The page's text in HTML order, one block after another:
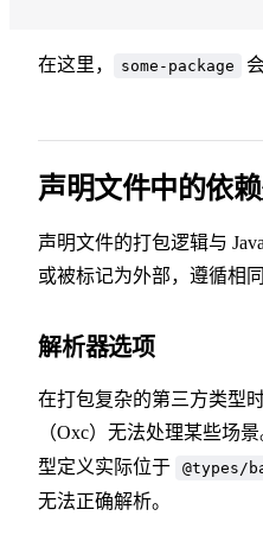
在这里， some-package
声明文件中的依
声明文件的打包逻辑与
或被标记为外部，遵循相
解析器选项
在打包复杂的第三方类型
（Oxc）无法处理某些场景
型定义实际位于
@types/
无法正确解析。